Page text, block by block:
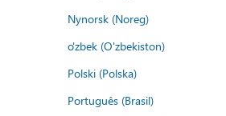
Nynorsk (Noreg)
o'zbek (O'zbekiston)
Polski (Polska)
Português (Brasil)